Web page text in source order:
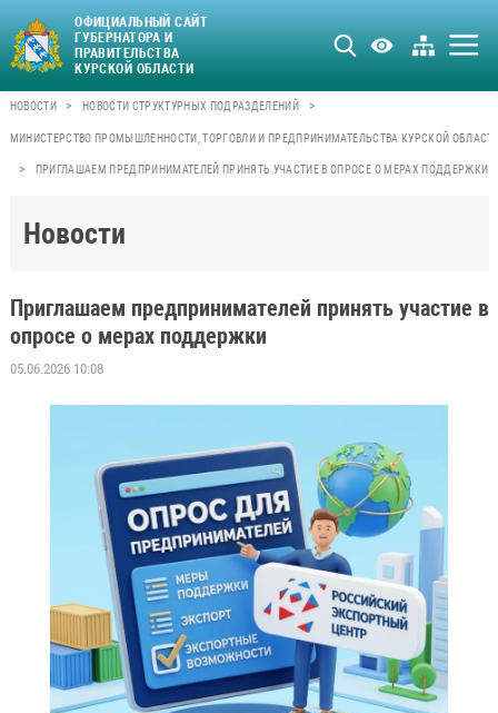
ОФИЦИАЛЬНЫЙ САЙТ
ГУБЕРНАТОРА И
ПРАВИТЕЛЬСТВА
КУРСКОЙ ОБЛАСТИ
НОВОСТИ > НОВОСТИ СТРУКТУРНЫХ ПОДРАЗДЕЛЕНИЙ >
МИНИСТЕРСТВО ПРОМЫШЛЕННОСТИ, ТОРГОВЛИ И ПРЕДПРИНИМАТЕЛЬСТВА КУРСКОЙ
> ПРИГЛАШАЕМ ПРЕДПРИНИМАТЕЛЕЙ ПРИНЯТЬ УЧАСТИЕ В ОПРОСЕ О МЕРАХ ПОДДЕРЖКИ
Новости
Приглашаем предпринимателей принять участие в
опросе о мерах поддержки
05.06.2026 10:08